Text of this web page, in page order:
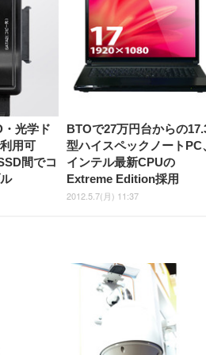
パソコンチェア (ホワイ
光学ド
用可
間でコ
BTOで27万円台からの
型ハイスペックノートPC
インテル最新CPUの
Extreme Edition採用
2012.5.7(月) 11:37